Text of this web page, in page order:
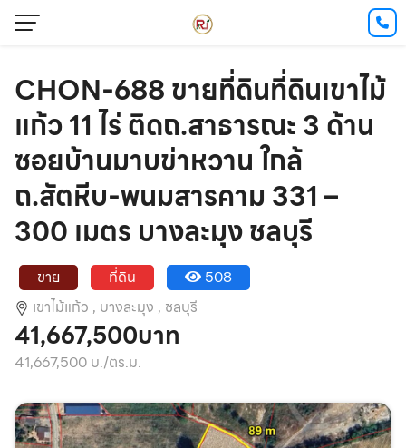
CHON-688 ขายที่ดินที่ดินเขาไม้
แก้ว 11 ไร่ ติดถ.สาธารณะ 3 ด้าน
ซอยบ้านมาบข่าหวาน ใกล้
ถ.สัตหีบ-พนมสารคาม 331 –
300 เมตร บางละมุง ชลบุรี
ขาย ที่ดิน
508
เขาไม้แก้ว , บางละมุง , ชลบุรี
41,667,500บาท
41,667,500 บ./ตร.ม.